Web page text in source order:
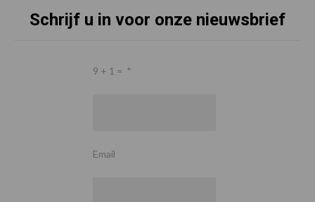
Schrijf u in voor onze nieuwsbrief
9 + 1 = *
Email